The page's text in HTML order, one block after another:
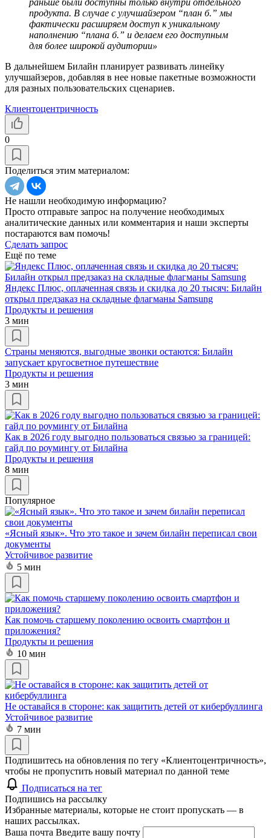
продукта. В случае с улучшайзером “план б.” мы
фактически расширяем доступ к уникальному
наполнению “плана б.” и делаем его доступным
для более широкой аудитории»
В дальнейшем Билайн планирует развивать линейку
улучшайзеров, добавляя в нее новые пакетные возможности
для разных пользовательских сценариев.
Клиентоцентричность
0
Поделиться этим материалом:
Не нашли необходимую информацию?
Просто отправьте запрос на получение необходимых
аналитические данных или комментария и наши эксперты
постараются вам помочь!
Сделать запрос
Ещё по теме
Яндекс Плюс, оплаченная связь и скидка до 20 тысяч: Билайн
открыл предзаказ на складные флагманы Samsung
Продукты и решения
3 мин
Страны меняются, выгодные звонки остаются: Билайн
запускает кругосветное путешествие
Продукты и решения
3 мин
Как в 2026 году выгодно пользоваться связью за границей:
гайд по роумингу от Билайна
Продукты и решения
8 мин
Популярное
«Ясный язык». Что это такое и зачем билайн переписал свои
документы
Устойчивое развитие
5 мин
Как помочь старшему поколению освоить смартфон и
приложения?
Продукты и решения
10 мин
Не оставайся в стороне: как защитить детей от кибербуллинга
Устойчивое развитие
7 мин
Подпишитесь на обновления по тегу «Клиентоцентричность»,
чтобы не пропустить новый материал по данной теме
Подписаться на тег
Подпишись на рассылку
Избранные материалы, которые не стоит пропускать — в
наших рассылках.
Ваша почта Введите вашу почту